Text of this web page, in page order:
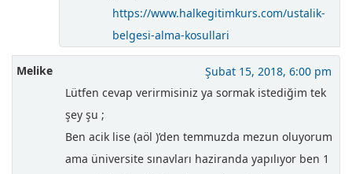
https://www.halkegitimkurs.com/ustalik-
belgesi-alma-kosullari
Melike
Şubat 15, 2018, 6:00 pm
Lütfen cevap verirmisiniz ya sormak istediğim tek
şey şu ;
Ben acik lise (aöl )’den temmuzda mezun oluyorum
ama üniversite sınavları haziranda yapılıyor ben 1